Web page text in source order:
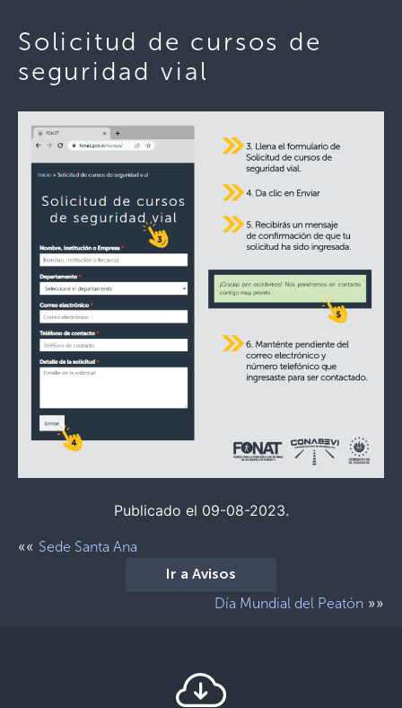
Solicitud de cursos de
seguridad vial
Publicado el 09-08-2023.
«« Sede Santa Ana
Ir a Avisos
Día Mundial del Peatón »»